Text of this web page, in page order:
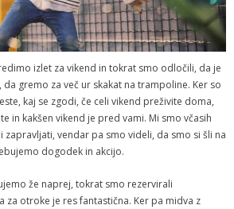
izlet za vikend in tokrat smo odločili, da je
, da gremo za več ur skakat na trampoline. Ker so
kaj se zgodi, če celi vikend preživite doma,
in kakšen vikend je pred vami. Mi smo včasih
zapravljati, vendar pa smo videli, da smo si šli na
dogodek in akcijo.
že naprej, tokrat smo rezervirali
za otroke je res fantastična. Ker pa midva z